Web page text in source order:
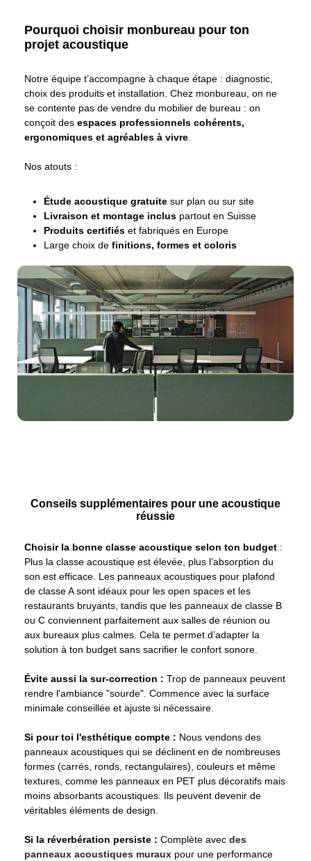
Pourquoi choisir monbureau pour ton
projet acoustique
Notre équipe t’accompagne à chaque étape : diagnostic,
choix des produits et installation. Chez monbureau, on ne
se contente pas de vendre du mobilier de bureau : on
conçoit des espaces professionnels cohérents,
ergonomiques et agréables à vivre
Nos atouts :
Étude acoustique gratuite sur plan ou sur site
Livraison et montage inclus partout en Suisse
Produits certifiés et fabriqués en Europe
Large choix de finitions, formes et coloris
Conseils supplémentaires pour une acoustique
réussie
Choisir la bonne classe acoustique selon ton budget :
Plus la classe acoustique est élevée, plus l’absorption du
son est efficace. Les panneaux acoustiques pour plafond
de classe A sont idéaux pour les open spaces et les
restaurants bruyants, tandis que les panneaux de classe B
ou C conviennent parfaitement aux salles de réunion ou
aux bureaux plus calmes. Cela te permet d’adapter la
solution à ton budget sans sacrifier le confort sonore.
Évite aussi la sur-correction : Trop de panneaux peuvent
rendre l'ambiance "sourde". Commence avec la surface
minimale conseillée et ajuste si nécessaire.
Si pour toi l'esthétique compte : Nous vendons des
panneaux acoustiques qui se déclinent en de nombreuses
formes (carrés, ronds, rectangulaires), couleurs et même
textures, comme les panneaux en PET plus décoratifs mais
moins absorbants acoustiques. Ils peuvent devenir de
véritables éléments de design.
Si la réverbération persiste : Complète avec des
panneaux acoustiques muraux pour une performance